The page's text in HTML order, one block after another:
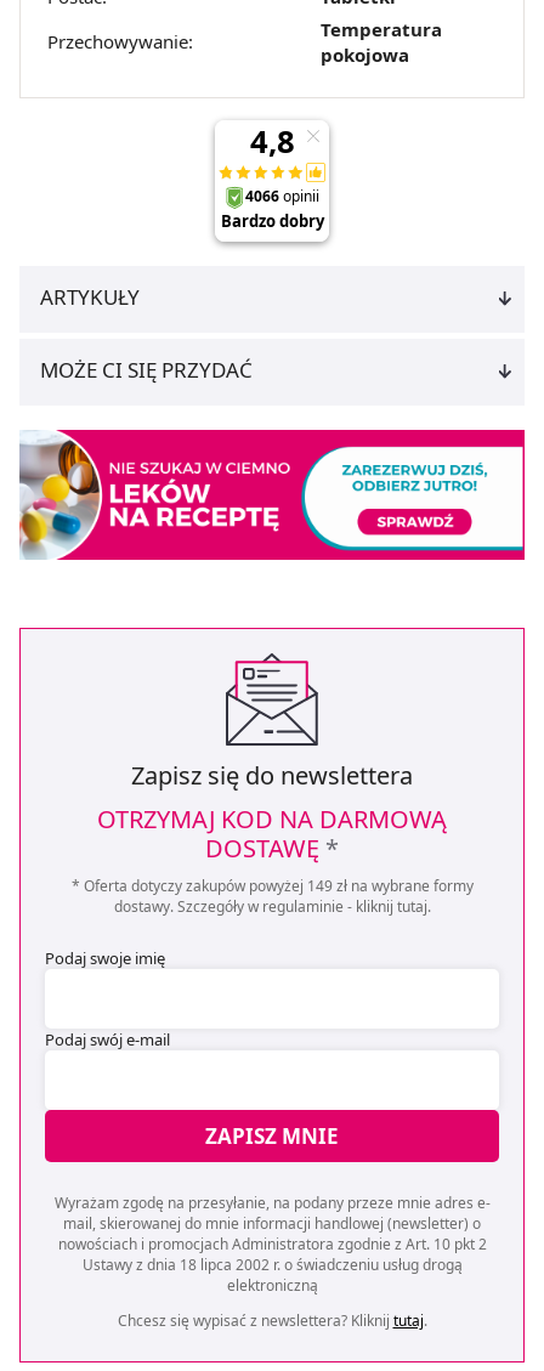
Przechowywanie:
Temperatura
pokojowa
ARTYKUŁY
MOŻE CI SIĘ PRZYDAĆ
Zapisz się do newslettera
OTRZYMAJ KOD NA DARMOWĄ
DOSTAWĘ *
* Oferta dotyczy zakupów powyżej 149 zł na wybrane formy
dostawy. Szczegóły w regulaminie - kliknij tutaj.
Podaj swoje imię
Podaj swój e-mail
ZAPISZ MNIE
Wyrażam zgodę na przesyłanie, na podany przeze mnie adres e-
mail, skierowanej do mnie informacji handlowej (newsletter) o
nowościach i promocjach Administratora zgodnie z Art. 10 pkt 2
Ustawy z dnia 18 lipca 2002 r. o świadczeniu usług drogą
elektroniczną
Chcesz się wypisać z newslettera? Kliknij tutaj.